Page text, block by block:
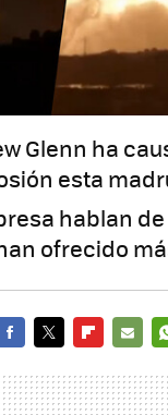
Glenn ha
esta
hablan
ofrecido
MAIL